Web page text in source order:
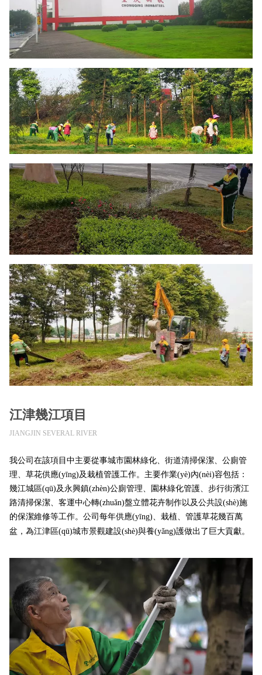
江津幾江項目
JIANGJIN SEVERAL RIVER
我公司在該項目中主要從事城市園林綠化、街道清掃保潔、公廁管
理、草花供應(yīng)及栽植管護工作。主要作業(yè)內(nèi)容包括：
幾江城區(qū)及永興鎮(zhèn)公廁管理、園林綠化管護、步行街濱江
路清掃保潔、客運中心轉(zhuǎn)盤立體花卉制作以及公共設(shè)施
的保潔維修等工作。公司每年供應(yīng)、栽植、管護草花幾百萬
盆，為江津區(qū)城市景觀建設(shè)與養(yǎng)護做出了巨大貢獻。